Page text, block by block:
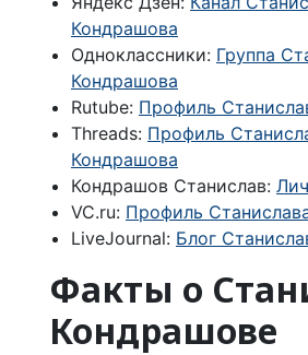
Кондрашова
Одноклассники: Группа
Кондрашова
Rutube: Профиль
Threads: Профиль
Кондрашова
Кондрашов Станислав:
VC.ru: Профиль
LiveJournal: Блог
Факты о
Кондрашове